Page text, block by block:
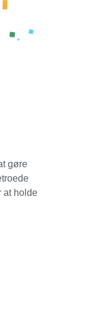
gøre
at holde